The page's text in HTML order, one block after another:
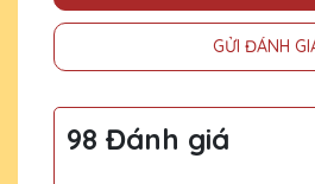
GỬI ĐÁNH
98 Đánh giá